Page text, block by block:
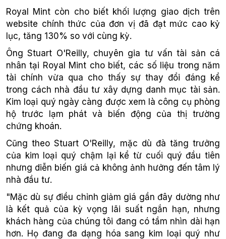
Royal Mint còn cho biết khối lượng giao dịch trên
website chính thức của đơn vị đã đạt mức cao kỷ
lục, tăng 130% so với cùng kỳ.
Ông Stuart O'Reilly, chuyên gia tư vấn tài sản cá
nhân tại Royal Mint cho biết, các số liệu trong năm
tài chính vừa qua cho thấy sự thay đổi đáng kể
trong cách nhà đầu tư xây dựng danh mục tài sản.
Kim loại quý ngày càng được xem là công cụ phòng
hộ trước lạm phát và biến động của thị trường
chứng khoán.
Cũng theo Stuart O'Reilly, mặc dù đà tăng trưởng
của kim loại quý chậm lại kể từ cuối quý đầu tiên
nhưng diễn biến giá cả không ảnh hưởng đến tâm lý
nhà đầu tư.
"Mặc dù sự điều chỉnh giảm giá gần đây dường như
là kết quả của kỳ vọng lãi suất ngắn hạn, nhưng
khách hàng của chúng tôi đang có tầm nhìn dài hạn
hơn. Họ đang đa dạng hóa sang kim loại quý như